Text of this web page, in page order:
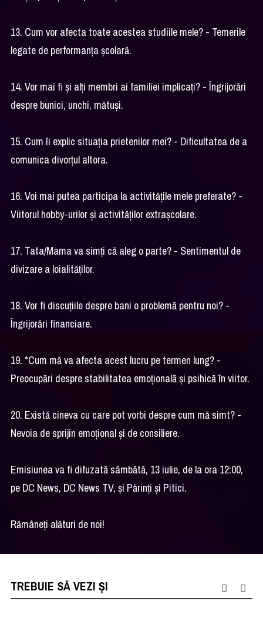
13. Cum vor afecta toate acestea studiile mele? - Temerile
legate de performanța școlară.
14. Vor mai fi și alți membri ai familiei implicați? - Îngrijorări
despre bunici, unchi, mătuși.
15. Cum îi explic situația prietenilor mei? - Dificultatea de a
comunica divorțul altora.
16. Voi mai putea participa la activitățile mele preferate? -
Viitorul hobby-urilor și activităților extrașcolare.
17. Tata/Mama va simți că aleg o parte? - Sentimentul de
divizare a loialităților.
18. Vor fi discuțiile despre bani o problemă pentru noi? -
Îngrijorări financiare.
19. *Cum mă va afecta acest lucru pe termen lung? -
Preocupări despre stabilitatea emoțională și psihică în viitor.
20. Există cineva cu care pot vorbi despre cum mă simt? -
Nevoia de sprijin emoțional și de consiliere.
Emisiunea va fi difuzată sâmbătă, 13 iulie, de la ora 12:00,
pe DC News, DC News TV, și Părinți și Pitici.
Rămâneți alături de noi!
TREBUIE SĂ VEZI ȘI